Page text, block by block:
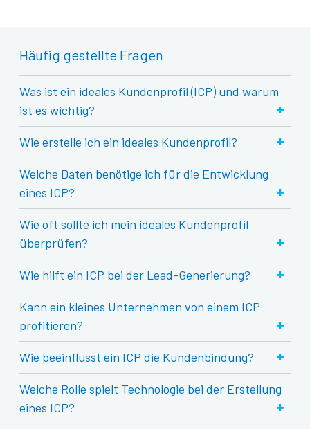
Häufig gestellte Fragen
Was ist ein ideales Kundenprofil (ICP) und warum
ist es wichtig?
+
Wie erstelle ich ein ideales Kundenprofil? +
Welche Daten benötige ich für die Entwicklung
eines ICP?
+
Wie oft sollte ich mein ideales Kundenprofil
überprüfen?
+
Wie hilft ein ICP bei der Lead-Generierung? +
Kann ein kleines Unternehmen von einem ICP
profitieren?
+
Wie beeinflusst ein ICP die Kundenbindung? +
Welche Rolle spielt Technologie bei der Erstellung
eines ICP?
+